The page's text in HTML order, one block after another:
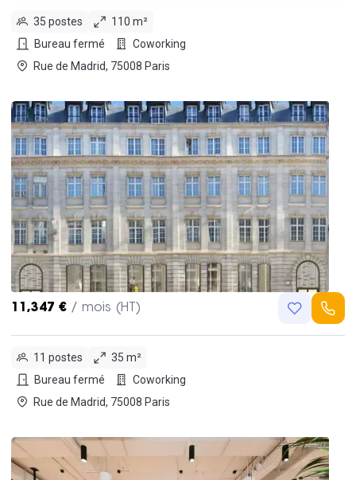
35 postes
110 m²
Bureau fermé
Coworking
Rue de Madrid, 75008 Paris
11,347 € / mois (HT)
11 postes
35 m²
Bureau fermé
Coworking
Rue de Madrid, 75008 Paris